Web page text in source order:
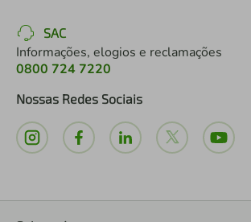
SAC
Informações, elogios e reclamações
0800 724 7220
Nossas Redes Sociais